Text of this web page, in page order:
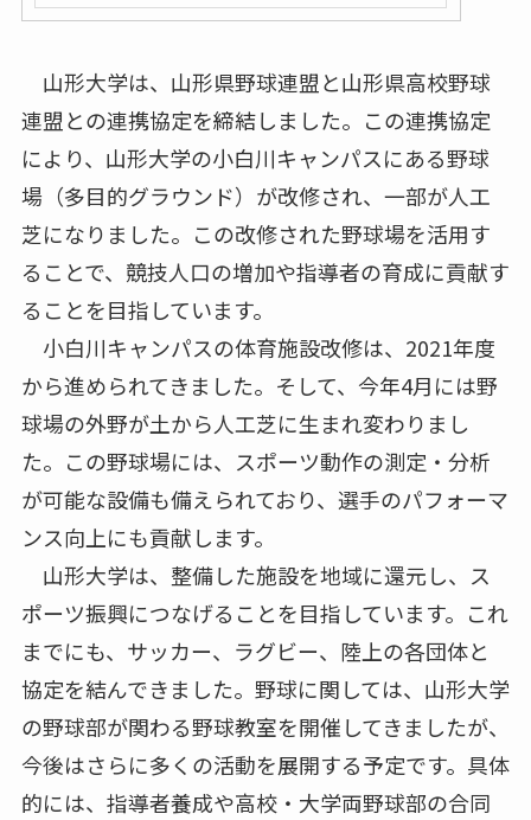
山形大学は、山形県野球連盟と山形県高校野球
連盟との連携協定を締結しました。この連携協定
により、山形大学の小白川キャンパスにある野球
場（多目的グラウンド）が改修され、一部が人工
芝になりました。この改修された野球場を活用す
ることで、競技人口の増加や指導者の育成に貢献す
ることを目指しています。
小白川キャンパスの体育施設改修は、2021年度
から進められてきました。そして、今年4月には野
球場の外野が土から人工芝に生まれ変わりまし
た。この野球場には、スポーツ動作の測定・分析
が可能な設備も備えられており、選手のパフォーマ
ンス向上にも貢献します。
山形大学は、整備した施設を地域に還元し、ス
ポーツ振興につなげることを目指しています。これ
までにも、サッカー、ラグビー、陸上の各団体と
協定を結んできました。野球に関しては、山形大学
の野球部が関わる野球教室を開催してきましたが、
今後はさらに多くの活動を展開する予定です。具体
的には、指導者養成や高校・大学両野球部の合同